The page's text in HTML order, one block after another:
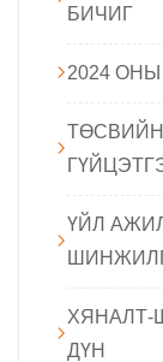
БИЧИГ
2024 ОНЫ
ҮЙЛ
ХЯНАЛТ-
ДҮН